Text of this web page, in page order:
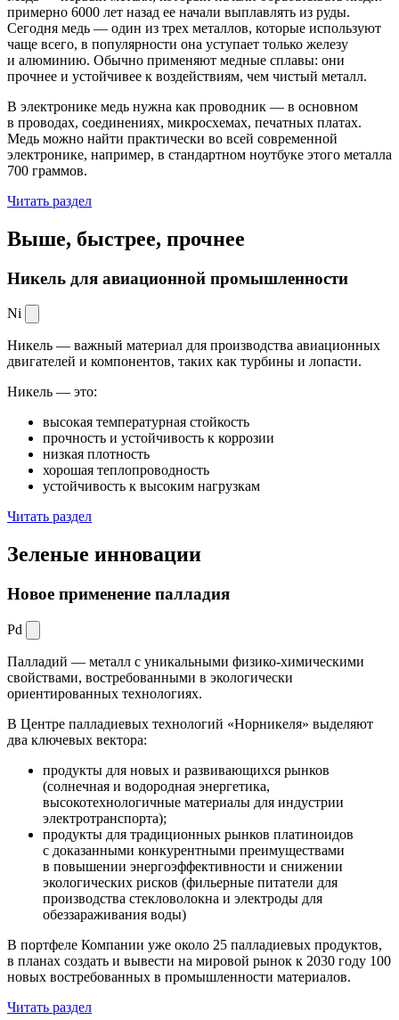
примерно 6000 лет назад ее начали выплавлять из руды.
Сегодня медь — один из трех металлов, которые используют
чаще всего, в популярности она уступает только железу
и алюминию. Обычно применяют медные сплавы: они
прочнее и устойчивее к воздействиям, чем чистый металл.
В электронике медь нужна как проводник — в основном
в проводах, соединениях, микросхемах, печатных платах.
Медь можно найти практически во всей современной
электронике, например, в стандартном ноутбуке этого металла
700 граммов.
Читать раздел
Выше, быстрее, прочнее
Никель для авиационной промышленности
Ni
Никель — важный материал для производства авиационных
двигателей и компонентов, таких как турбины и лопасти.
Никель — это:
высокая температурная стойкость
прочность и устойчивость к коррозии
низкая плотность
хорошая теплопроводность
устойчивость к высоким нагрузкам
Читать раздел
Зеленые инновации
Новое применение палладия
Pd
Палладий — металл с уникальными физико-химическими
свойствами, востребованными в экологически
ориентированных технологиях.
В Центре палладиевых технологий «Норникеля» выделяют
два ключевых вектора:
продукты для новых и развивающихся рынков
(солнечная и водородная энергетика,
высокотехнологичные материалы для индустрии
электротранспорта);
продукты для традиционных рынков платиноидов
с доказанными конкурентными преимуществами
в повышении энергоэффективности и снижении
экологических рисков (фильерные питатели для
производства стекловолокна и электроды для
обеззараживания воды)
В портфеле Компании уже около 25 палладиевых продуктов,
в планах создать и вывести на мировой рынок к 2030 году 100
новых востребованных в промышленности материалов.
Читать раздел